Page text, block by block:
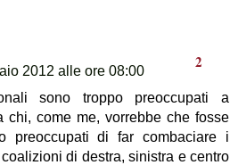
2012 alle ore 08:00
sono troppo preoccupati a
chi, come me, vorrebbe che fosse
preoccupati di far combaciare i
di destra, sinistra e centro